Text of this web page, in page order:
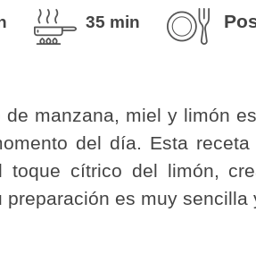
35 min
de manzana, miel y limón
del día. Esta
toque cítrico del limón,
preparación es muy